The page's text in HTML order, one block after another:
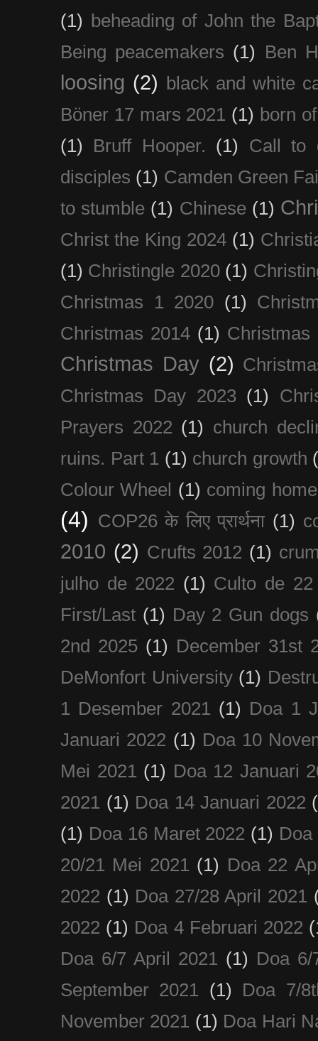
(1)
beheading of John the
Being peacemakers (1) Ben
loosing (2)
black and white
Böner 17 mars 2021 (1) born
(1)
Bruff Hooper. (1)
Call to
disciples (1) Camden Green
to stumble (1) Chinese (1)
Christ the King 2024 (1)
(1) Christingle 2020 (1)
Christmas 1 2020 (1)
Christmas 2014 (1) Christmas
Christmas Day (2)
Christmas Day 2023 (1)
Prayers 2022 (1) church
ruins. Part 1 (1) church growth
Colour Wheel
(1) coming
(4) COP26 के लिए प्रार्थना (1)
2010 (2) Crufts 2012 (1)
julho de 2022 (1) Culto de
First/Last (1) Day 2 Gun dogs
2nd 2025 (1) December 31st
DeMonfort University (1)
1 Desember 2021 (1) Doa 1
Januari 2022 (1) Doa 10
Mei 2021 (1) Doa 12 Januari
2021 (1) Doa 14 Januari 2022
(1) Doa 16 Maret 2022 (1) Doa
20/21 Mei 2021 (1) Doa 22
2022 (1) Doa 27/28 April 2021
2022 (1) Doa 4 Februari 2022
Doa 6/7 April 2021 (1) Doa
September 2021
(1)
Doa 7/
November 2021 (1) Doa Hari